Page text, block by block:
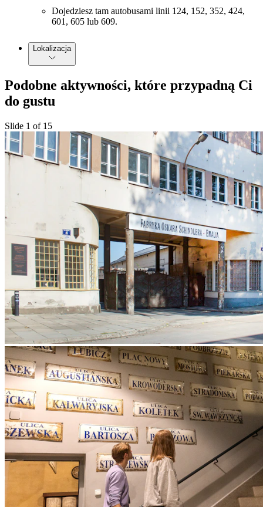
Dojedziesz tam autobusami linii 124, 152, 352, 424,
601, 605 lub 609.
Lokalizacja
Podobne aktywności, które przypadną Ci
do gustu
Slide 1 of 15